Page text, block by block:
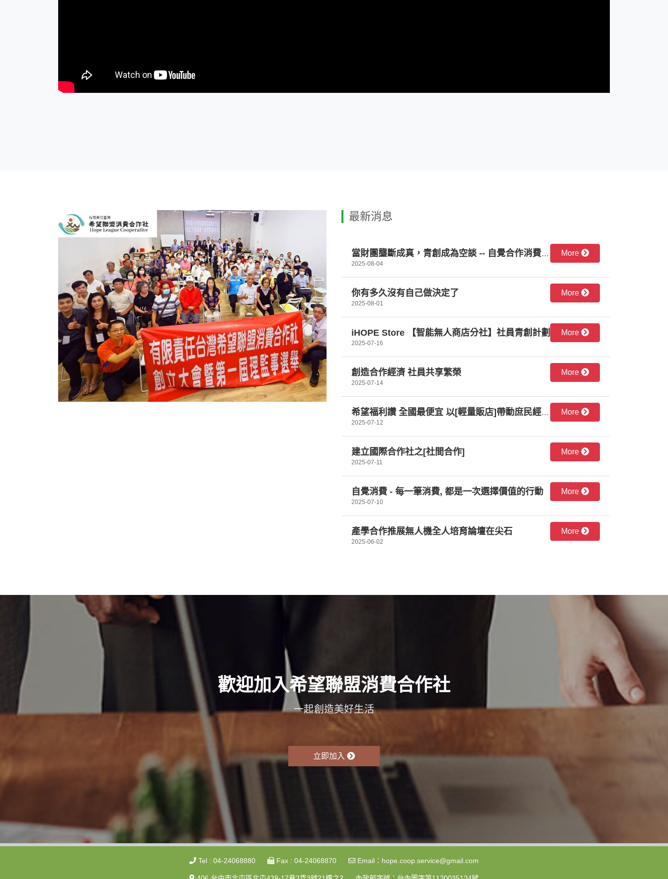
最新消息
當財團壟斷成真，青創成為空談 -- 自覺合作消費，重新啟動社會活力
2025-08-04
More
你有多久沒有自己做決定了
2025-08-01
More
iHOPE Store 【智能無人商店分社】社員青創計劃
2025-07-16
More
創造合作經濟 社員共享繁榮
2025-07-14
More
希望福利讚 全國最便宜 以[輕量販店]帶動庶民經濟的合作願景
2025-07-12
More
建立國際合作社之[社間合作]
2025-07-11
More
自覺消費 - 每一筆消費, 都是一次選擇價值的行動
2025-07-10
More
產學合作推展無人機全人培育論壇在尖石
2025-06-02
More
歡迎加入希望聯盟消費合作社
一起創造美好生活
立即加入
Tel : 04-24068880 Fax : 04-24068870 Email：hope.coop.service@gmail.com